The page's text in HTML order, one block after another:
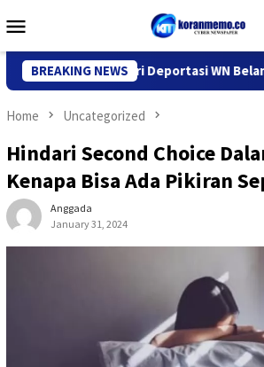
to
Menu
BREAKING NEWS
Imigrasi Kediri Deportasi WN Belanda, Ini
Home Uncategorized
Hindari Second Choice
Kenapa Bisa Ada Pikiran
Anggada
January 31, 2024